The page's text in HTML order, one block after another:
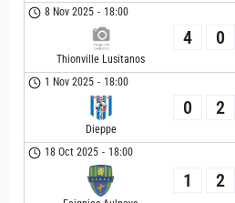
8 Nov 2025 - 18:00
Thionville Lusitanos
4 0
1 Nov 2025 - 18:00
Dieppe
0 2
18 Oct 2025 - 18:00
1 2